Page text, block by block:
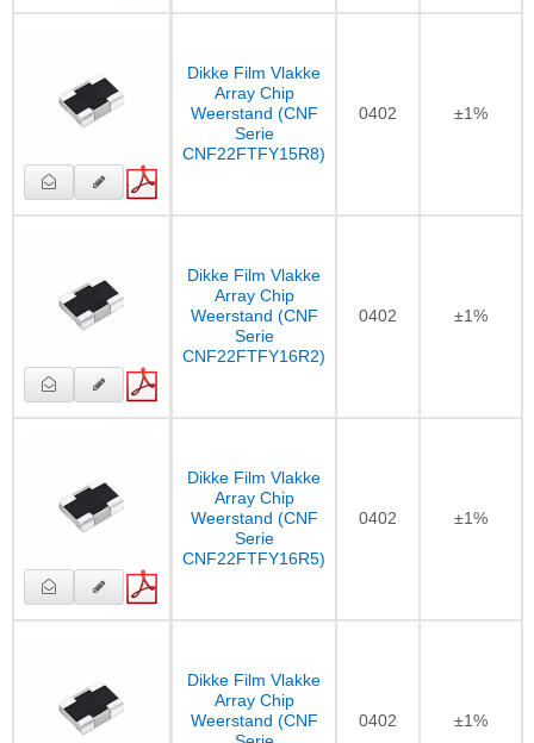
Dikke Film Vlakke
Array Chip
Weerstand (CNF
Serie
CNF22FTFY15R8)
0402 ±1%
Dikke Film Vlakke
Array Chip
Weerstand (CNF
Serie
CNF22FTFY16R2)
0402 ±1%
Dikke Film Vlakke
Array Chip
Weerstand (CNF
Serie
CNF22FTFY16R5)
0402 ±1%
Dikke Film Vlakke
Array Chip
Weerstand (CNF
0402 ±1%